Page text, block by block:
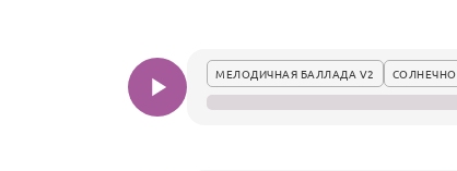
МЕЛОДИЧНАЯ БАЛЛАДА V2 СОЛНЕЧНО